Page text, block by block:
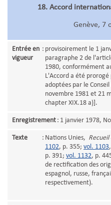
18. Accord
Genève, 7
Entrée en
vigueur
: provisoirement le 1
paragraphe 2 de
1980, conformément
L'Accord a été prorogé
adoptées par le
novembre 1981 et 21
chapter XIX.18 a)].
Enregistrement : 1 janvier 1978,
Texte : Nations Unies, Recueil
1102, p. 355; vol. 1103
p. 391; vol. 1132, p.
de rectification des
espagnol, russe,
respectivement).